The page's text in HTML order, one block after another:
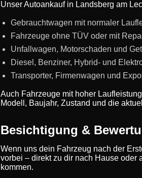
Unser Autoankauf in Landsberg am
Gebrauchtwagen mit normaler
Fahrzeuge ohne TÜV oder mit
Unfallwagen, Motorschaden und
Diesel, Benziner, Hybrid- und
Transporter, Firmenwagen und
Auch Fahrzeuge mit hoher
Modell, Baujahr, Zustand und die
Besichtigung &
Wenn uns dein Fahrzeug nach der
vorbei – direkt zu dir nach Hause oder
kommen.